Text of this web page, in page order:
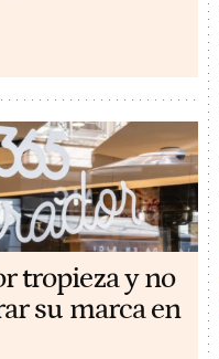
tropieza y no
su marca en